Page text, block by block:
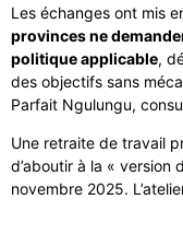
Les échanges ont mis
provinces ne
politique applicable,
des objectifs sans
Parfait Ngulungu,
Une retraite de travail
d’aboutir à la « version
novembre 2025.